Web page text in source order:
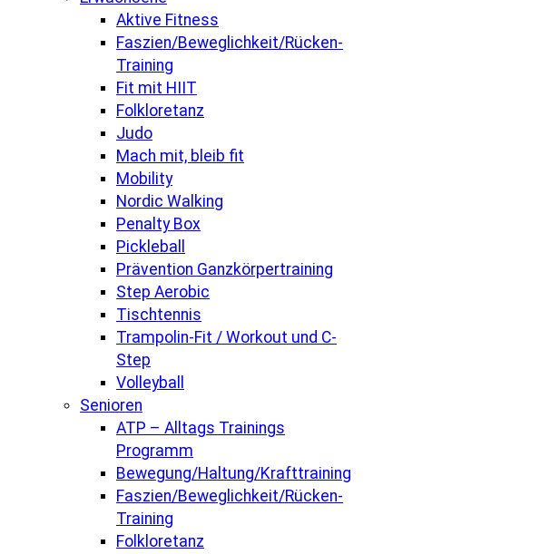
Aktive Fitness
Faszien/Beweglichkeit/Rücken-
Training
Fit mit HIIT
Folkloretanz
Judo
Mach mit, bleib fit
Mobility
Nordic Walking
Penalty Box
Pickleball
Prävention Ganzkörpertraining
Step Aerobic
Tischtennis
Trampolin-Fit / Workout und C-
Step
Volleyball
Senioren
ATP – Alltags Trainings
Programm
Bewegung/Haltung/Krafttraining
Faszien/Beweglichkeit/Rücken-
Training
Folkloretanz